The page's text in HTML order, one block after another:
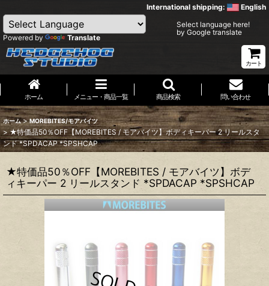
International shipping: English
Powered by Translate
Select language here!
by Google translate
カート
ホーム メニュー・商品一覧 商品検索 問い合わせ
ホーム > MOREBITES/モアバイツ
> ★特価品50％OFF【MOREBITES / モアバイツ】ボディキーパー 2 リールスタ
ンド *SPDACAP *SPSHCAP
★特価品50％OFF【MOREBITES / モアバイツ】ボデ
ィキーパー 2 リールスタンド *SPDACAP *SPSHCAP